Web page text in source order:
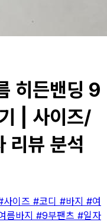
히든밴딩 9
| 사이즈/
리뷰 분석
사이즈 #코디 #바지 #여
름바지 #9부팬츠 #일자